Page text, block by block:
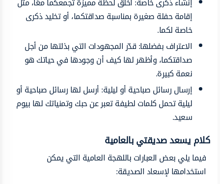
إقامة حفلة صغيرة بمناسبة صداقتكما، أو تخليد ذكرى
خاصة لكما.
الاعتراف بفضلها: قدّر المجهودات التي بذلتها من أجل
صداقتكما، وأظهر لها كيف أن وجودها في حياتك هو
نعمة كبيرة.
إرسال رسائل صباحية أو ليلية: أرسل لها رسائل صباحية أو
ليلية تحمل كلمات لطيفة تعبر عن حبك وتمنياتك لها بيوم
سعيد.
كلام يسعد صديقتي بالعامية
فيما يلي بعض العبارات باللهجة العامية التي يمكن
استخدامها لإسعاد الصديقة: